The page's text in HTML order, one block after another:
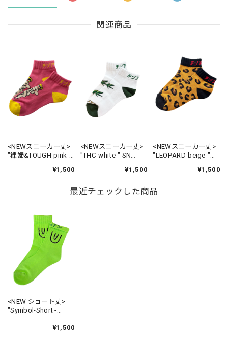
関連商品
<NEWスニーカー丈>
"裸婦&TOUGH-pink-"
¥1,500
<NEWスニーカー丈>
"THC-white-" SN
¥1,500
<NEWスニーカー丈>
"LEOPARD-beige-"
¥1,500
最近チェックした商品
<NEW ショート丈>
"Symbol-Short -
¥1,500